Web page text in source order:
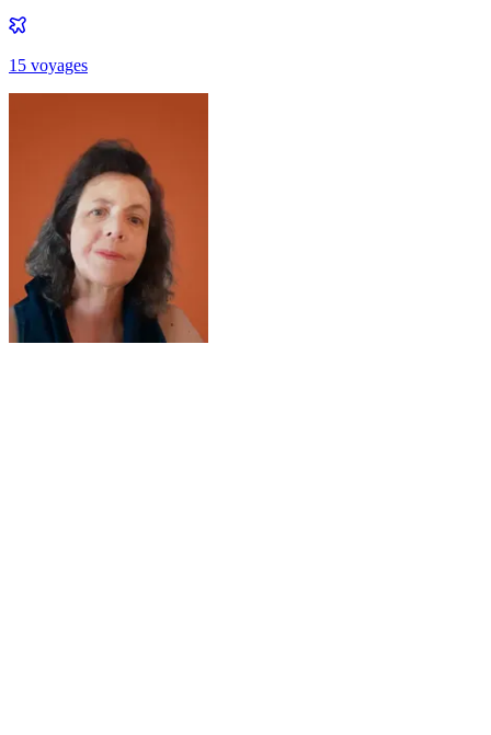
15 voyages